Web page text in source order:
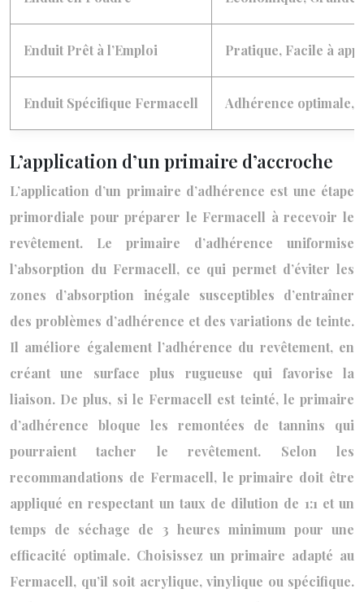
Enduit Prêt à l’Emploi Pratique, Facile à
Enduit Spécifique Fermacell Adhérence optimale,
L’application d’un primaire d’accroche
L’application d’un primaire d’adhérence est une étape
primordiale pour préparer le Fermacell à recevoir le
revêtement. Le primaire d’adhérence uniformise
l’absorption du Fermacell, ce qui permet d’éviter les
zones d’absorption inégale susceptibles d’entraîner
des problèmes d’adhérence et des variations de teinte.
Il améliore également l’adhérence du revêtement, en
créant une surface plus rugueuse qui favorise la
liaison. De plus, si le Fermacell est teinté, le primaire
d’adhérence bloque les remontées de tannins qui
pourraient tacher le revêtement. Selon les
recommandations de Fermacell, le primaire doit être
appliqué en respectant un taux de dilution de 1:1 et un
temps de séchage de 3 heures minimum pour une
efficacité optimale. Choisissez un primaire adapté au
Fermacell, qu’il soit acrylique, vinylique ou spécifique.